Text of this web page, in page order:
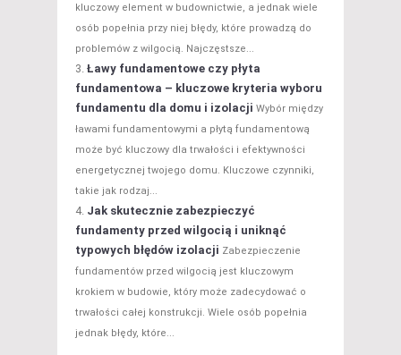
kluczowy element w budownictwie, a jednak wiele
osób popełnia przy niej błędy, które prowadzą do
problemów z wilgocią. Najczęstsze...
Ławy fundamentowe czy płyta
fundamentowa – kluczowe kryteria wyboru
fundamentu dla domu i izolacji Wybór między
ławami fundamentowymi a płytą fundamentową
może być kluczowy dla trwałości i efektywności
energetycznej twojego domu. Kluczowe czynniki,
takie jak rodzaj...
Jak skutecznie zabezpieczyć
fundamenty przed wilgocią i uniknąć
typowych błędów izolacji Zabezpieczenie
fundamentów przed wilgocią jest kluczowym
krokiem w budowie, który może zadecydować o
trwałości całej konstrukcji. Wiele osób popełnia
jednak błędy, które...